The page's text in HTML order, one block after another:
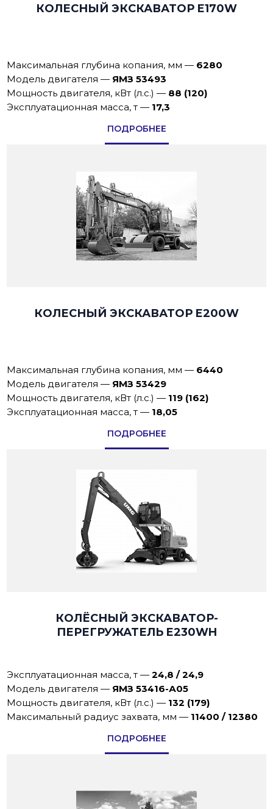
КОЛЕСНЫЙ ЭКСКАВАТОР E170W
Максимальная глубина копания, мм — 6280
Модель двигателя — ЯМЗ 53493
Мощность двигателя, кВт (л.с.) — 88 (120)
Эксплуатационная масса, т — 17,3
ПОДРОБНЕЕ
КОЛЕСНЫЙ ЭКСКАВАТОР E200W
Максимальная глубина копания, мм — 6440
Модель двигателя — ЯМЗ 53429
Мощность двигателя, кВт (л.с.) — 119 (162)
Эксплуатационная масса, т — 18,05
ПОДРОБНЕЕ
КОЛЁСНЫЙ ЭКСКАВАТОР-
ПЕРЕГРУЖАТЕЛЬ E230WH
Эксплуатационная масса, т —24,8 / 24,9
Модель двигателя — ЯМЗ 53416-А05
Мощность двигателя, кВт (л.с.) — 132 (179)
Максимальный радиус захвата, мм — 11400 / 12380
ПОДРОБНЕЕ